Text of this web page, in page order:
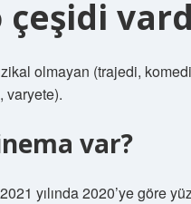
olmayan (trajedi,
varyete).
var?
yılında 2020’ye göre